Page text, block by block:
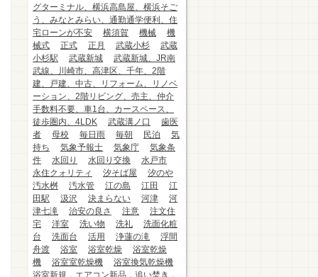
グターミナル、横浜高島屋、横浜そご
う、みなとみらい、通勤通学便利、住
宅ローンが不安
横須賀 機械
機
械式
正式 正月 武蔵小杉
武蔵
小杉駅
武蔵新城
武蔵新城、JR南
武線、川崎市、高津区、千年、2階
建、戸建、中古、リフォーム、リノベ
ーション、2階リビング、売主、仲介
手数料不要、車1台、カースペース、
徒歩圏内、4LDK
武蔵溝ノ口
歯医
者
母校 毎日雨 毎朝 民泊
気
持ち
気象予報士 気象庁
気象条
件
水回り 水回り交換
水戸市
永住クォリティ
汐そば屋
汐のや
汚水桝
汚水管 江の島 江田
江
田駅
汲沢 決まらない 河津
河
津七滝
治安の良さ 注意
注文住
宅
洋室 洗い物 洗礼
洗面化粧
台
洗面台 活用 浄蓮の滝
浮間
舟渡
浴室 浴室乾燥
浴室乾燥
機
浴室室乾燥機
浴室換気乾燥機
浴室新規，エアコン新品，追い焚き，